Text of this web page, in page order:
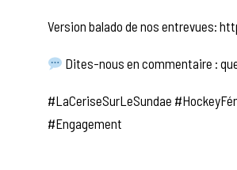
Version balado de nos entrevues:
Dites-nous en commentaire :
#LaCeriseSurLeSundae
#Engagement